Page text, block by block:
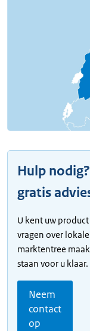
Hulp
gratis
U kent uw
vragen over
marktentree
staan voor u klaar.
Neem
contact
op